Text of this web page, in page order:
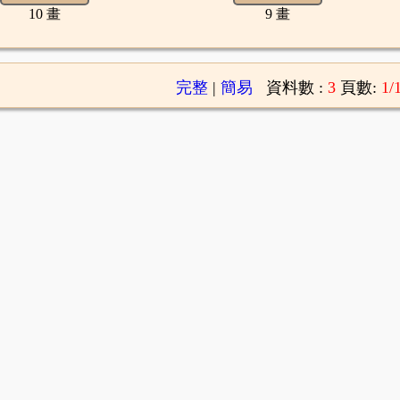
10 畫 9 畫
完整| 簡易 資料數 : 3 頁數: 1/